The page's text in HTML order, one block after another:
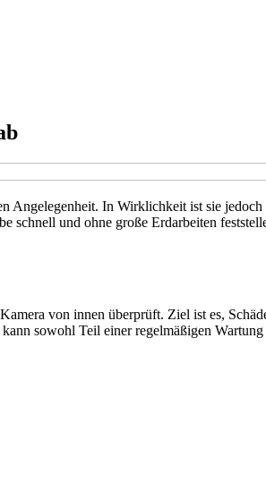
In Wirklichkeit ist sie
und ohne große Erdarbeiten
von innen überprüft. Ziel ist es,
sowohl Teil einer regelmäßigen